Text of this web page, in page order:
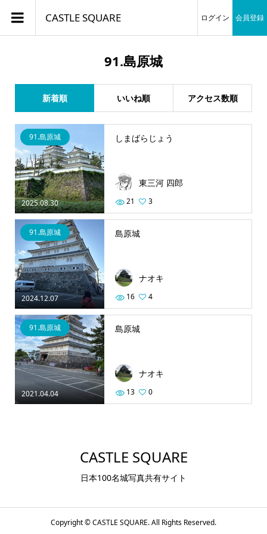
CASTLE SQUARE ログイン 会員登録
91.島原城
新着順 いいね順 アクセス数順
2025.08.30
91.島原城 しまばらじょう
東三河 四郎
21 3
2024.12.07
91.島原城 島原城
ナオキ
16 4
2021.04.04
91.島原城 島原城
ナオキ
13 0
CASTLE SQUARE
日本100名城写真共有サイト
Copyright ©CASTLE SQUARE. All Rights Reserved.